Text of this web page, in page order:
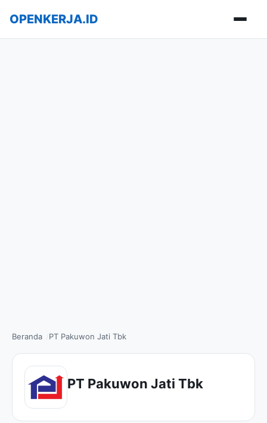
OPENKERJA.ID
Beranda PT Pakuwon Jati Tbk
PT Pakuwon Jati Tbk